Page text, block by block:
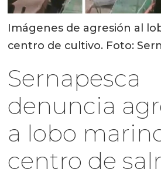
Imágenes de agresión al
centro de cultivo. Foto:
Sernapesca
denuncia
a lobo
centro de